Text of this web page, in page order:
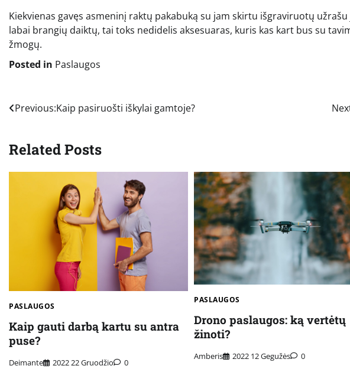
Kiekvienas gavęs asmeninį raktų pakabuką su jam skirtu išgraviruotų
labai brangių daiktų, tai toks nedidelis aksesuaras, kuris kas kart bus su
žmogų.
Posted in Paslaugos
Navigacija
įrašų
Previous:Kaip pasiruošti iškylai gamtoje?
Related Posts
PASLAUGOS
Kaip gauti darbą kartu su antra
puse?
Deimante 2022 22 Gruodžio 0
PASLAUGOS
Drono paslaugos: ką vertėtų
žinoti?
Amberis 2022 12 Gegužės 0